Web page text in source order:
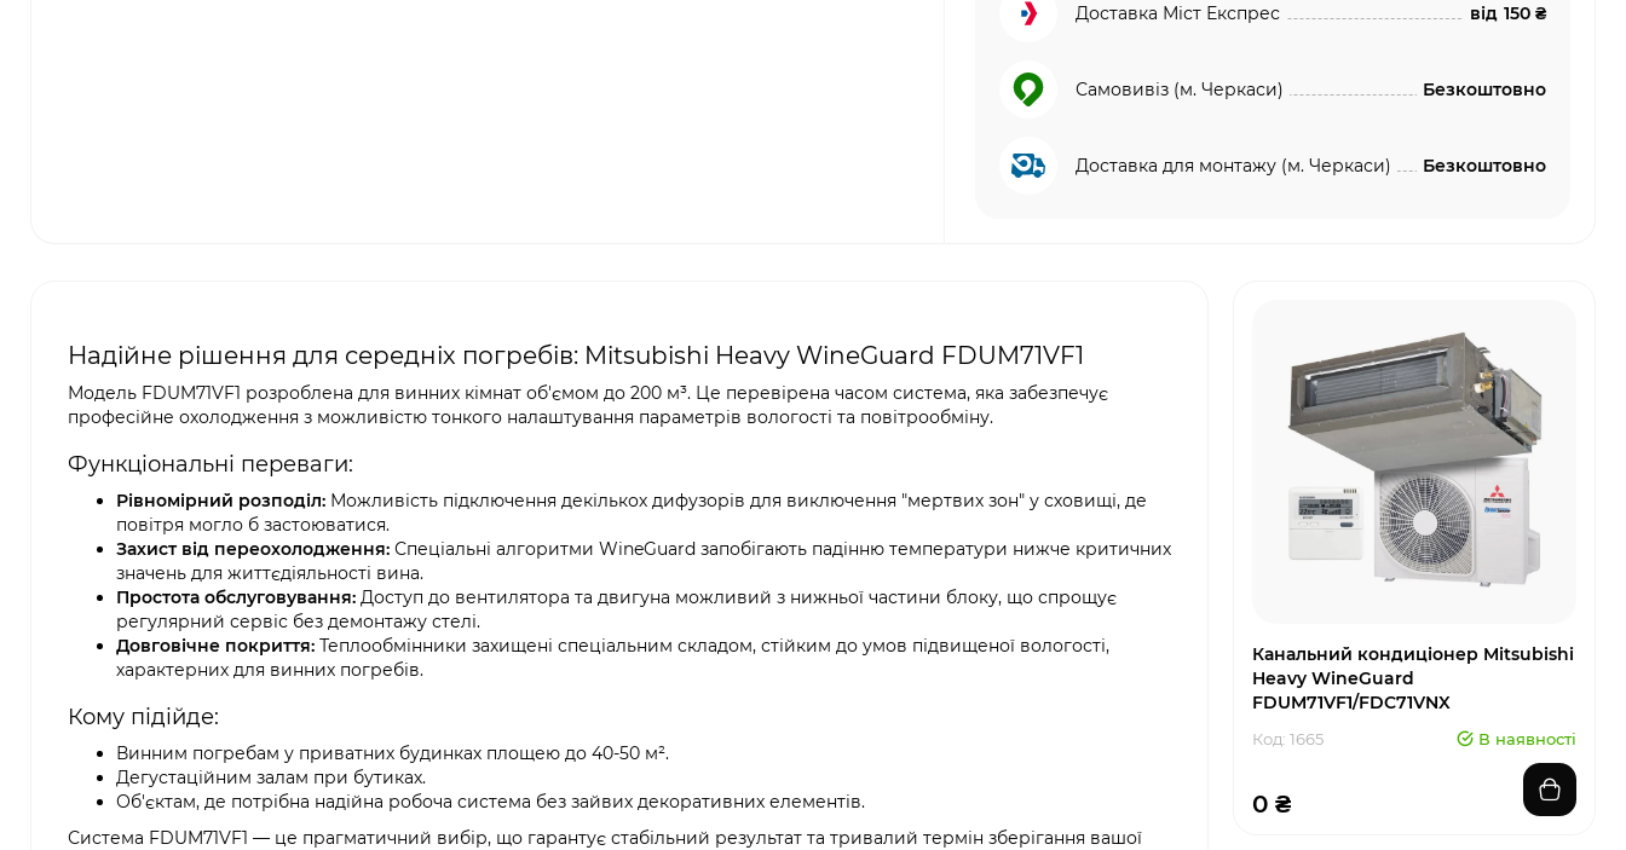
Доставка Міст Експрес від 150 ₴
Самовивіз (м. Черкаси) Безкоштовно
Доставка для монтажу (м. Черкаси) Безкоштовно
Надійне рішення для середніх погребів: Mitsubishi Heavy WineGuard FDUM71VF1
Модель FDUM71VF1 розроблена для винних кімнат об'ємом до 200 м³. Це перевірена часом система, яка забезпечує
професійне охолодження з можливістю тонкого налаштування параметрів вологості та повітрообміну.
Функціональні переваги:
Рівномірний розподіл: Можливість підключення декількох дифузорів для виключення "мертвих зон" у сховищі, де
повітря могло б застоюватися.
Захист від переохолодження: Спеціальні алгоритми WineGuard запобігають падінню температури нижче критичних
значень для життєдіяльності вина.
Простота обслуговування: Доступ до вентилятора та двигуна можливий з нижньої частини блоку, що спрощує
регулярний сервіс без демонтажу стелі.
Довговічне покриття: Теплообмінники захищені спеціальним складом, стійким до умов підвищеної вологості,
характерних для винних погребів.
Кому підійде:
Винним погребам у приватних будинках площею до 40-50 м².
Дегустаційним залам при бутиках.
Об'єктам, де потрібна надійна робоча система без зайвих декоративних елементів.
Система FDUM71VF1 — це прагматичний вибір, що гарантує стабільний результат та тривалий термін зберігання вашої
Канальний кондиціонер Mitsubishi
Heavy WineGuard
FDUM71VF1/FDC71VNX
Код: 1665 В наявності
0 ₴